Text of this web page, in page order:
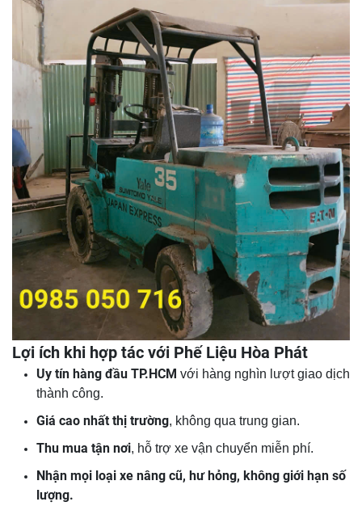
Lợi ích khi hợp tác với Phế Liệu Hòa Phát
Uy tín hàng đầu TP.HCM với hàng nghìn lượt giao dịch
thành công.
Giá cao nhất thị trường, không qua trung gian.
Thu mua tận nơi, hỗ trợ xe vận chuyển miễn phí.
Nhận mọi loại xe nâng cũ, hư hỏng, không giới hạn số
lượng.